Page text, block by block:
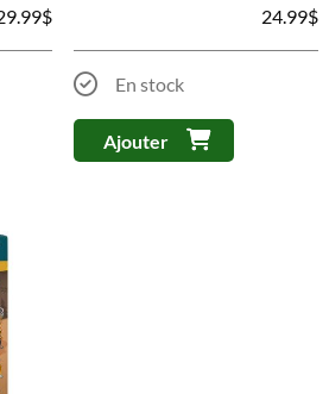
$ 24.99$
En stock
Ajouter